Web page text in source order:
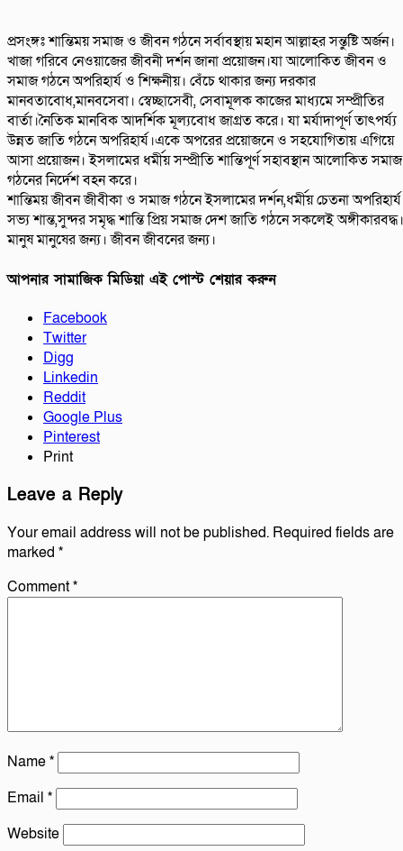
প্রসংঙ্গঃ শান্তিময় সমাজ ও জীবন গঠনে সর্বাবস্থায় মহান আল্লাহর সন্তুষ্টি অর্জন।
খাজা গরিবে নেওয়াজের জীবনী দর্শন জানা প্রয়োজন।যা আলোকিত জীবন ও
সমাজ গঠনে অপরিহার্য ও শিক্ষনীয়। বেঁচে থাকার জন্য দরকার
মানবতাবোধ,মানবসেবা। স্বেচ্ছাসেবী, সেবামূলক কাজের মাধ্যমে সম্প্রীতির
বার্তা।নৈতিক মানবিক আদর্শিক মূল্যবোধ জাগ্রত করে। যা মর্যাদাপূর্ণ তাৎপর্য্য
উন্নত জাতি গঠনে অপরিহার্য।একে অপরের প্রয়োজনে ও সহযোগিতায় এগিয়ে
আসা প্রয়োজন। ইসলামের ধর্মীয় সম্প্রীতি শান্তিপূর্ণ সহাবস্থান আলোকিত সমাজ
গঠনের নির্দেশ বহন করে।
শান্তিময় জীবন জীবীকা ও সমাজ গঠনে ইসলামের দর্শন,ধর্মীয় চেতনা
সভ্য শান্ত,সুন্দর সমৃদ্ধ শান্তি প্রিয় সমাজ দেশ জাতি গঠনে সকলেই অঙ্গীকারবদ্ধ।
মানুষ মানুষের জন্য। জীবন জীবনের জন্য।
আপনার সামাজিক মিডিয়া এই পোস্ট শেয়ার করুন
Facebook
Twitter
Digg
Linkedin
Reddit
Google Plus
Pinterest
Print
Leave a Reply
Your email address will not be published. Required fields are
marked *
Comment*
Name*
Email *
Website